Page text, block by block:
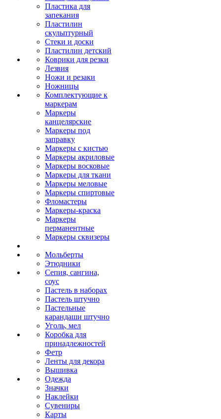
Пластика для
запекания
Пластилин
скульптурный
Стеки и доски
Пластилин детский
Коврики для резки
Лезвия
Ножи и резаки
Ножницы
Комплектующие к
маркерам
Маркеры
канцелярские
Маркеры под
заправку
Маркеры с кистью
Маркеры акриловые
Маркеры восковые
Маркеры для ткани
Маркеры меловые
Маркеры спиртовые
Фломастеры
Маркеры-краска
Маркеры
перманентные
Маркеры сквизеры
Мольберты
Этюдники
Сепия, сангина,
соус
Пастель в наборах
Пастель штучно
Пастельные
карандаши штучно
Уголь, мел
Коробка для
принадлежностей
Фетр
Ленты для декора
Вышивка
Одежда
Значки
Наклейки
Сувениры
Карты